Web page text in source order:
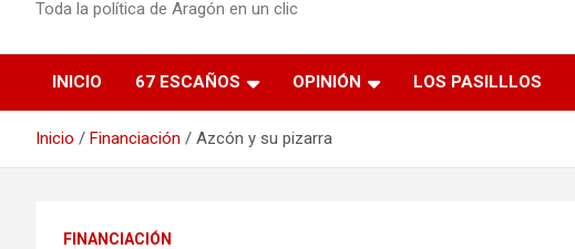
Toda la política de Aragón en un clic
INICIO 67 ESCAÑOS OPINIÓN LOS PASILLLOS
Inicio Financiación Azcón y su pizarra
FINANCIACIÓN